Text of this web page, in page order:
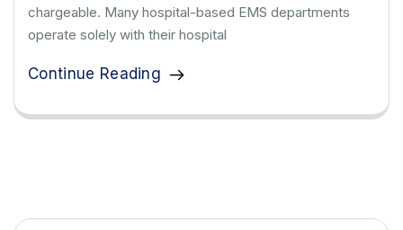
chargeable. Many hospital-based EMS departments
operate solely with their hospital
Continue Reading